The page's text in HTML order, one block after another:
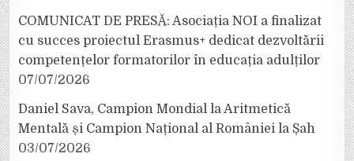
COMUNICAT DE PRESĂ: Asociația NOI a finalizat
cu succes proiectul Erasmus+ dedicat dezvoltării
competențelor formatorilor în educația adulților
07/07/2026
Daniel Sava, Campion Mondial la Aritmetică
Mentală și Campion Național al României la Șah
03/07/2026